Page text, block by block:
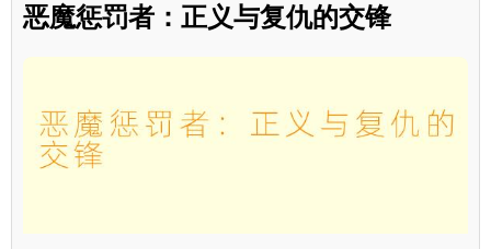
恶魔惩罚者：正义与复仇的交锋